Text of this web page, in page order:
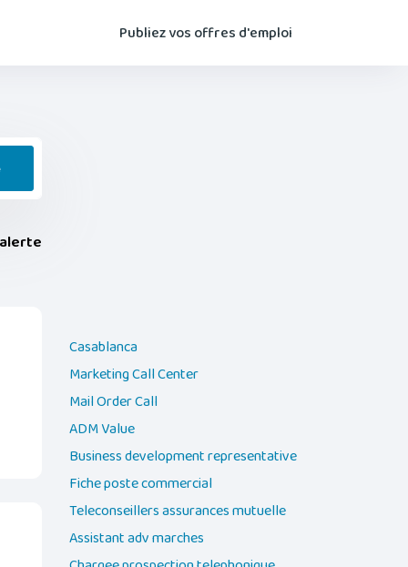
Publiez vos offres d'emploi
Casablanca
Marketing Call Center
Mail Order Call
ADM Value
Business development representative
Fiche poste commercial
Teleconseillers assurances mutuelle
Assistant adv marches